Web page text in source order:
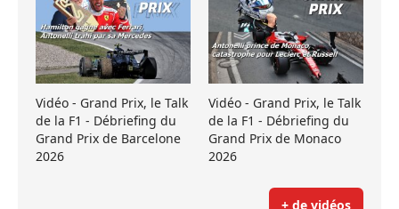
Vidéo - Grand Prix, le Talk
de la F1 - Débriefing du
Grand Prix de Barcelone
2026
Vidéo - Grand Prix, le Talk
de la F1 - Débriefing du
Grand Prix de Monaco
2026
+ de vidéos